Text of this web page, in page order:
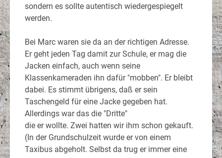
sondern es sollte autentisch wiedergespiegelt
werden.
Bei Marc waren sie da an der richtigen Adresse.
Er geht jeden Tag damit zur Schule, er mag die
Jacken einfach, auch wenn seine
Klassenkameraden ihn dafür "mobben". Er bleibt
dabei. Es stimmt übrigens, daß er sein
Taschengeld für eine Jacke gegeben hat.
Allerdings war das die "Dritte"
die er wollte. Zwei hatten wir ihm schon gekauft.
(In der Grundschulzeit wurde er von einem
Taxibus abgeholt. Selbst da trug er immer eine